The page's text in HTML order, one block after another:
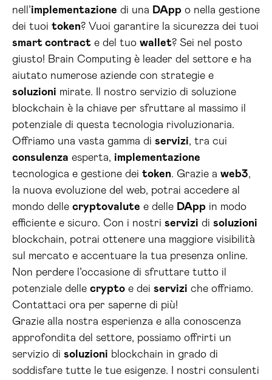
nell’implementazione di una DApp o nella gestione
dei tuoi token? Vuoi garantire la sicurezza dei tuoi
smart contract e del tuo wallet? Sei nel posto
giusto! Brain Computing è leader del settore e ha
aiutato numerose aziende con strategie e
soluzioni mirate. Il nostro servizio di soluzione
blockchain è la chiave per sfruttare al massimo il
potenziale di questa tecnologia rivoluzionaria.
Offriamo una vasta gamma di servizi, tra cui
consulenza esperta, implementazione
tecnologica e gestione dei token. Grazie a web3,
la nuova evoluzione del web, potrai accedere al
mondo delle cryptovalute e delle DApp in modo
efficiente e sicuro. Con i nostri servizi di soluzioni
blockchain, potrai ottenere una maggiore visibilità
sul mercato e accentuare la tua presenza online.
Non perdere l’occasione di sfruttare tutto il
potenziale delle crypto e dei servizi che offriamo.
Contattaci ora per saperne di più!
Grazie alla nostra esperienza e alla conoscenza
approfondita del settore, possiamo offrirti un
servizio di soluzioni blockchain in grado di
soddisfare tutte le tue esigenze. I nostri consulenti